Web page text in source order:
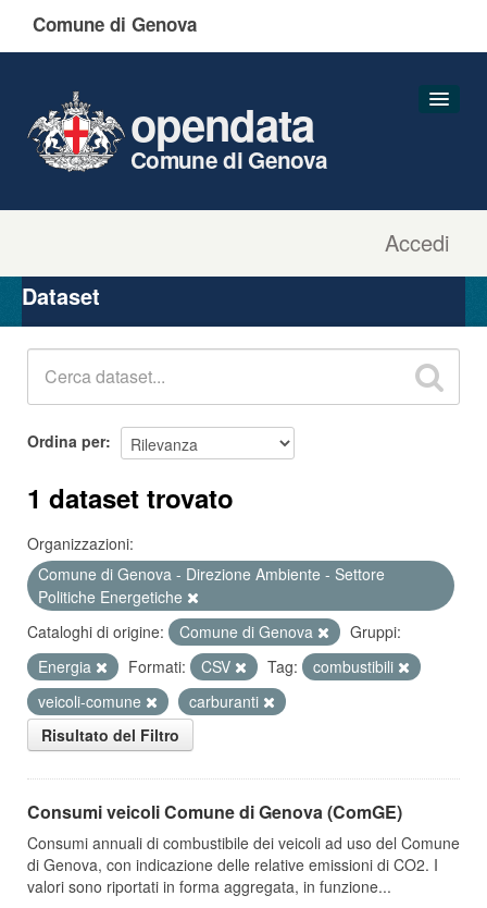
Comune di Genova
Accedi
opendata
Comune di Genova
Organizzazioni
Gruppi
Dataset
Ordina per
1 dataset trovato
Organizzazioni:
Comune di Genova - Direzione Ambiente - Settore
Politiche Energetiche
Cataloghi di origine:
Comune di Genova
Gruppi:
Energia
Formati: CSV Tag:
combustibili
veicoli-comune
carburanti
Risultato del Filtro
Consumi veicoli Comune di Genova (ComGE)
Consumi annuali di combustibile dei veicoli ad uso del Comune
di Genova, con indicazione delle relative emissioni di CO2. I
valori sono riportati in forma aggregata, in funzione...